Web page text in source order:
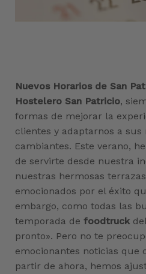
Nuevos Horarios de San
Hostelero San Patricio,
formas de mejorar la
clientes y adaptarnos a sus
cambiantes. Este verano,
de servirte desde nuestra
nuestras hermosas
emocionados por el éxito
embargo, como todas las
temporada de foodtruck
pronto». Pero no te
emocionantes noticias que
partir de ahora, hemos